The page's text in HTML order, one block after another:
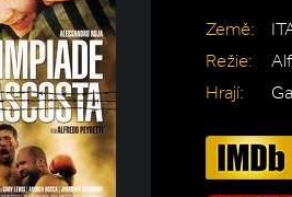
Země:
Režie:
Hrají: